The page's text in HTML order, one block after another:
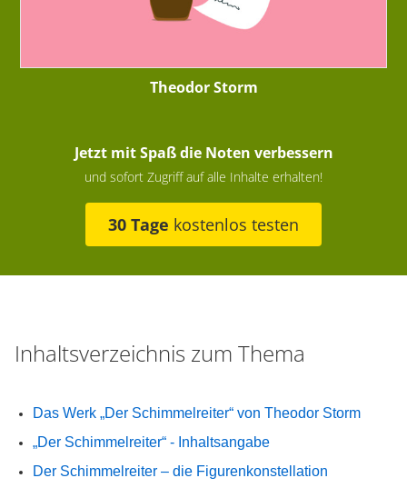
Theodor Storm
Jetzt mit Spaß die Noten verbessern
und sofort Zugriff auf alle Inhalte erhalten!
30 Tage kostenlos testen
Inhaltsverzeichnis zum Thema
Das Werk „Der Schimmelreiter“ von Theodor Storm
„Der Schimmelreiter“ - Inhaltsangabe
Der Schimmelreiter – die Figurenkonstellation